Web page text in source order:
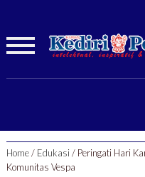
Home/ Edukasi / Peringati Hari
Komunitas Vespa